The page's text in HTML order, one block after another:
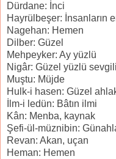
Dürdane: İnci
Hayrülbeşer: İnsanların
Nagehan: Hemen
Dilber: Güzel
Mehpeyker: Ay yüzlü
Nigâr: Güzel yüzlü sevgili
Muştu: Müjde
Hulk-i hasen: Güzel
İlm-i ledün: Bâtın ilmi
Kân: Menba, kaynak
Şefi-ül-müznibin:
Revan: Akan, uçan
Heman: Hemen